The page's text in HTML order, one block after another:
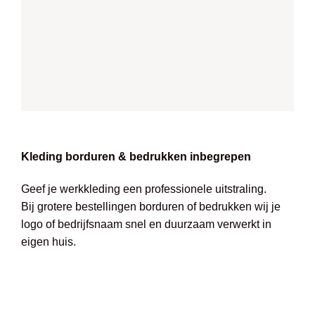
Kleding borduren & bedrukken inbegrepen
Geef je werkkleding een professionele uitstraling.
Bij grotere bestellingen borduren of bedrukken wij je
logo of bedrijfsnaam snel en duurzaam verwerkt in
eigen huis.